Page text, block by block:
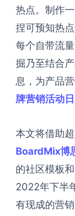
资源与下载
向团队介绍
博思白板boardmix
解决方案
热点。制作
捏可预知热
每个自带流
掘乃至结合
息，为产品
牌营销活动
本文将借助超
BoardMix博
的社区模板和
2022年下半
有现成的营